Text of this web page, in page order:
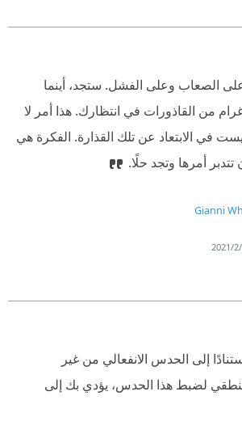
الصعاب وعلى الفشل. ستجد، أينما
من القاذورات في انتظارك. هذا أمر لا
في الابتعاد عن تلك القذارة. الفكرة هي
أمرها وتجد حلًا.
Gianni
إلى الحدس الانفعالي من غير
لضبط هذا الحدس، يؤدي بك إلى